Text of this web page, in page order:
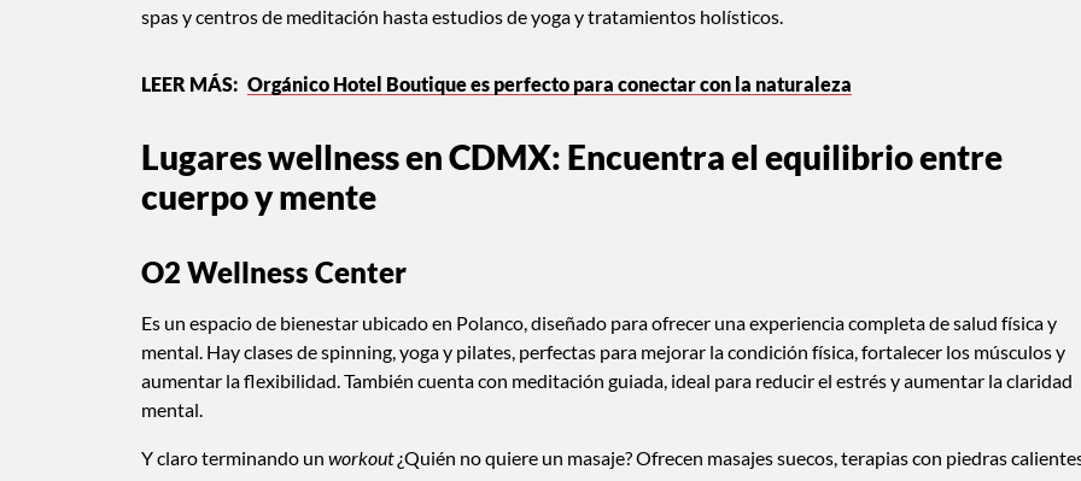
spas y centros de meditación hasta estudios de yoga y tratamientos holísticos.
Orgánico Hotel Boutique es perfecto para conectar con la naturaleza
Lugares wellness en CDMX: Encuentra el equilibrio entre
cuerpo y mente
O2 Wellness Center
Es un espacio de bienestar ubicado en Polanco, diseñado para ofrecer una experiencia completa de salud física y
mental. Hay clases de spinning, yoga y pilates, perfectas para mejorar la condición física, fortalecer los músculos y
aumentar la flexibilidad. También cuenta con meditación guiada, ideal para reducir el estrés y aumentar la claridad
mental.
Y claro terminando un workout¿Quién no quiere un masaje? Ofrecen masajes suecos, terapias con piedras